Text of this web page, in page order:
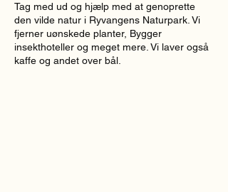
Tag med ud og hjælp med at genoprette
den vilde natur i Ryvangens Naturpark. Vi
fjerner uønskede planter, Bygger
insekthoteller og meget mere. Vi laver også
kaffe og andet over bål.